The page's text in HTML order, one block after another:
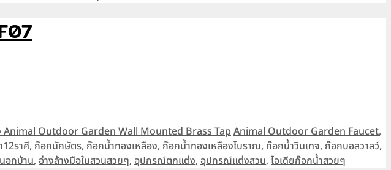
Outdoor Garden Wall Mounted Brass TapTags
Animal Outdoor Garden Faucet,
ราศี, ก๊อกนักษัตร, ก๊อกน้ำทองเหลือง, ก๊อกน้ำทองเหลืองโบราณ, ก๊อกน้ำวินเทจ, ก๊อกบอลวาลว์,
อกบ้าน, อ่างล้างมือในสวนสวยๆ, อุปกรณ์ตกแต่ง, อุปกรณ์แต่งสวน, ไอเดียก๊อกน้ำสวยๆ